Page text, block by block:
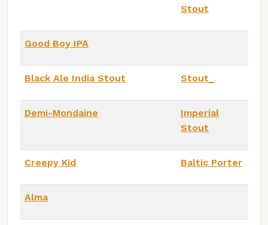
Stout
Good Boy IPA
Black Ale India Stout Stout_
Demi-Mondaine
Imperial
Stout
Creepy Kid Baltic Porter
Alma